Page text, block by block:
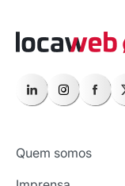
Quem somos